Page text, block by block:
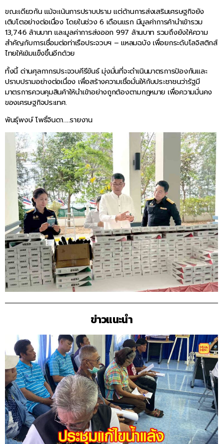
ขณะเดียวกัน แม้จะเน้นการปราบปราม แต่ด้านการส่งเสริมเศรษฐกิจยัง
เติบโตอย่างต่อเนื่อง โดยในช่วง 6 เดือนแรก มีมูลค่าการค้านำเข้ารวม
13,746 ล้านบาท และมูลค่าการส่งออก 997 ล้านบาท รวมถึงยังให้ความ
สำคัญกับการเชื่อมต่อท่าเรือประจวบฯ – แหลมฉบัง เพื่อยกระดับโลจิสติกส์
ไทยให้เข้มแข็งขึ้นอีกด้วย
ทั้งนี้ ด่านศุลกากรประจวบคีรีขันธ์ มุ่งมั่นที่จะดำเนินมาตรการป้องกันและ
ปราบปรามอย่างต่อเนื่อง เพื่อสร้างความเชื่อมั่นให้กับประชาชนว่ารัฐมี
มาตรการควบคุมสินค้าให้นำเข้าอย่างถูกต้องตามกฎหมาย เพื่อความมั่นคง
ของเศรษฐกิจประเทศ.
พันธุ์พงษ์ โพธิ์จินดา…..รายงาน
ข่าวแนะนำ